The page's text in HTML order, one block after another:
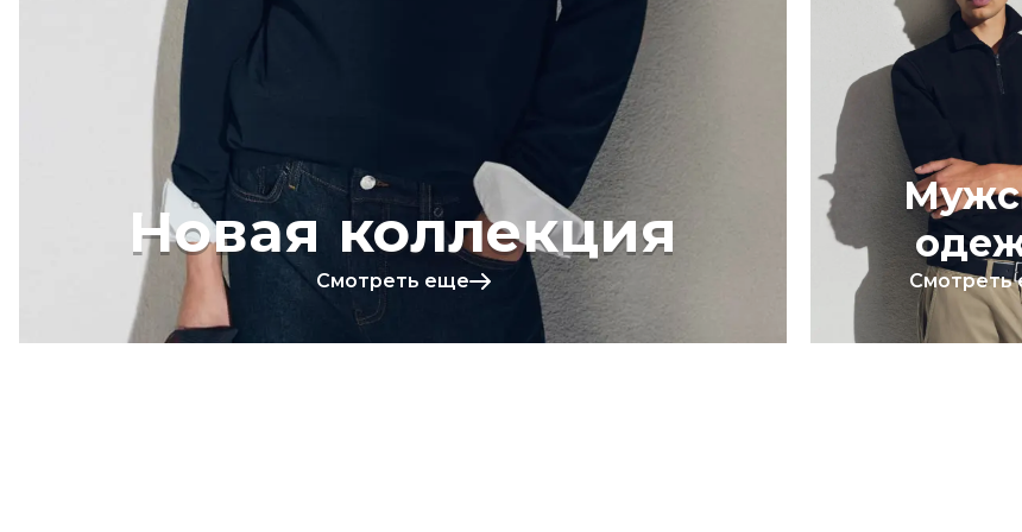
Новая коллекция
Смотреть еще Смотреть